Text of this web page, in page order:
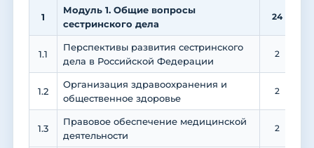
1
Модуль 1. Общие вопросы
сестринского дела
24
1.1
Перспективы развития сестринского
дела в Российской Федерации
2
1.2
Организация здравоохранения и
общественное здоровье
2
1.3
Правовое обеспечение медицинской
деятельности
2